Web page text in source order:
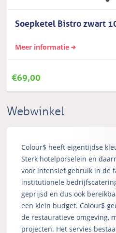
Soepketel Bistro zwart
Meer informatie
€69,00
Webwinkel
Colour$ heeft eigentijdse
Sterk hotelporselein en
voor intensief gebruik in de
institutionele
geprijsd en dus ook
een klein budget. Colour$
de restauratieve omgeving,
projecten. Het servies